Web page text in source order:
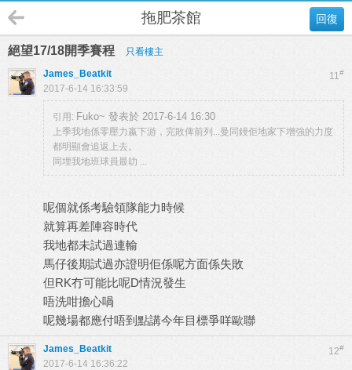
回復
拖肥茶館
絕望17/18開季賽程 只看樓主
11#
James_Beatkit
2017-6-14 16:33:59
引用: Fuko~ 發表於 2017-6-14 16:30
上季我地係零壓力嬴下游，完敗俾前列...曼同鏝佢地家下增強的力度
都明顯會追返上去。
同埋我地班球員最叻 ...
呢個就係考驗領隊能力時候
就算再差陣容時代
我地都未試過連輸
馬仔後期試過亦證明佢係呢方面係失敗
但RK冇可能比呢D情況發生
唔洗咁擔心喎
呢幾場都應付唔到點講今年目標爭咩歐聯
12#
James_Beatkit
2017-6-14 16:36:22